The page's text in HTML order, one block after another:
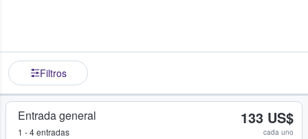
Filtros
Entrada general
1 - 4 entradas
133 US$
cada uno